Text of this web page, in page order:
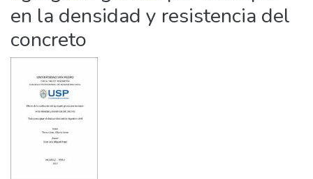
en la densidad y resistencia del
concreto